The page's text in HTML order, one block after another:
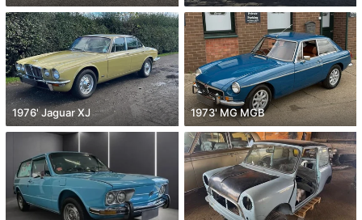
1976' Jaguar XJ 1973' MG MGB